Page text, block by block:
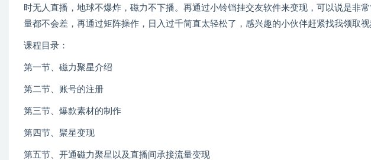
时无人直播，地球不爆炸，磁力不下播。再通过小铃铛挂交友软件来变现，可以说是非
量都不会差，再通过矩阵操作，日入过千简直太轻松了，感兴趣的小伙伴赶紧找我领取视
课程目录：
第一节、磁力聚星介绍
第二节、账号的注册
第三节、爆款素材的制作
第四节、聚星变现
第五节、开通磁力聚星以及直播间承接流量变现